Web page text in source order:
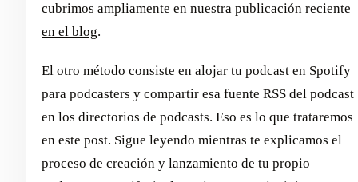
cubrimos ampliamente en nuestra publicación reciente
en el blog.
El otro método consiste en alojar tu podcast en Spotify
para podcasters y compartir esa fuente RSS del podcast
en los directorios de podcasts. Eso es lo que trataremos
en este post. Sigue leyendo mientras te explicamos el
proceso de creación y lanzamiento de tu propio